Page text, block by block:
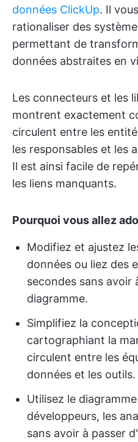
données ClickUp. Il
rationaliser des
permettant de
données abstraites en
Les connecteurs et les
montrent exactement
circulent entre les
les responsables et les
Il est ainsi facile de
les liens manquants.
Pourquoi vous allez
Modifiez et ajustez
données ou liez des
secondes sans avoir
diagramme.
Simplifiez la
cartographiant la
circulent entre les
données et les outils.
Utilisez le
développeurs, les
sans avoir à passer